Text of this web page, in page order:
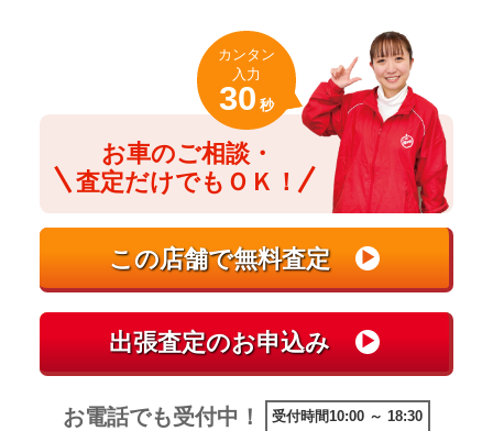
お車のご相談・
査定だけでもＯＫ！
カンタン
入力
30 秒
お電話でも受付中！ 受付時間10:00 ～ 18:30